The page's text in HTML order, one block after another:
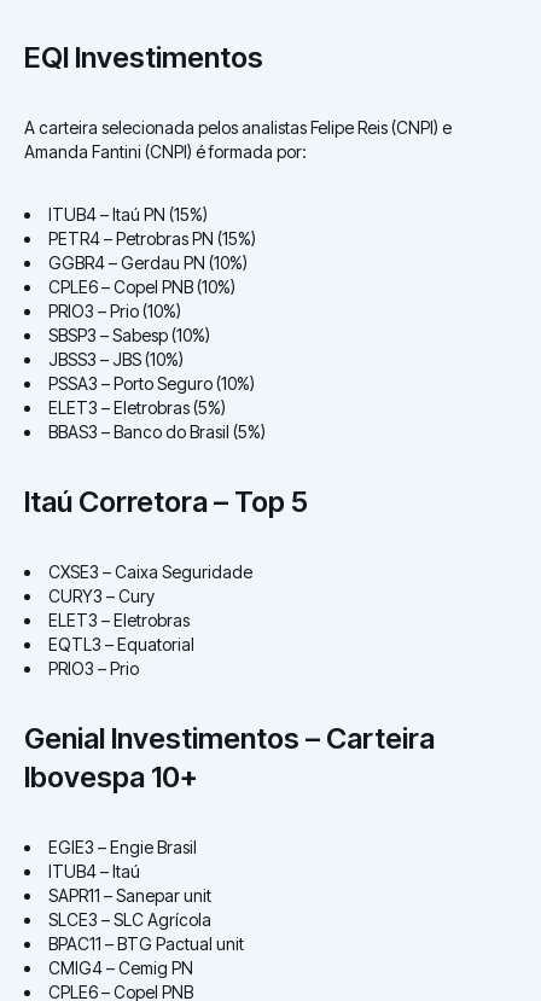
EQI Investimentos
A carteira selecionada pelos analistas Felipe Reis (CNPI) e
Amanda Fantini (CNPI) é formada por:
ITUB4 – Itaú PN (15%)
PETR4 – Petrobras PN (15%)
GGBR4 – Gerdau PN (10%)
CPLE6 – Copel PNB (10%)
PRIO3 – Prio (10%)
SBSP3 – Sabesp (10%)
JBSS3 – JBS (10%)
PSSA3 – Porto Seguro (10%)
ELET3 – Eletrobras (5%)
BBAS3 – Banco do Brasil (5%)
Itaú Corretora – Top 5
CXSE3 – Caixa Seguridade
CURY3 – Cury
ELET3 – Eletrobras
EQTL3 – Equatorial
PRIO3 – Prio
Genial Investimentos – Carteira
Ibovespa 10+
EGIE3 – Engie Brasil
ITUB4 – Itaú
SAPR11 – Sanepar unit
SLCE3 – SLC Agrícola
BPAC11 – BTG Pactual unit
CMIG4 – Cemig PN
CPLE6 – Copel PNB